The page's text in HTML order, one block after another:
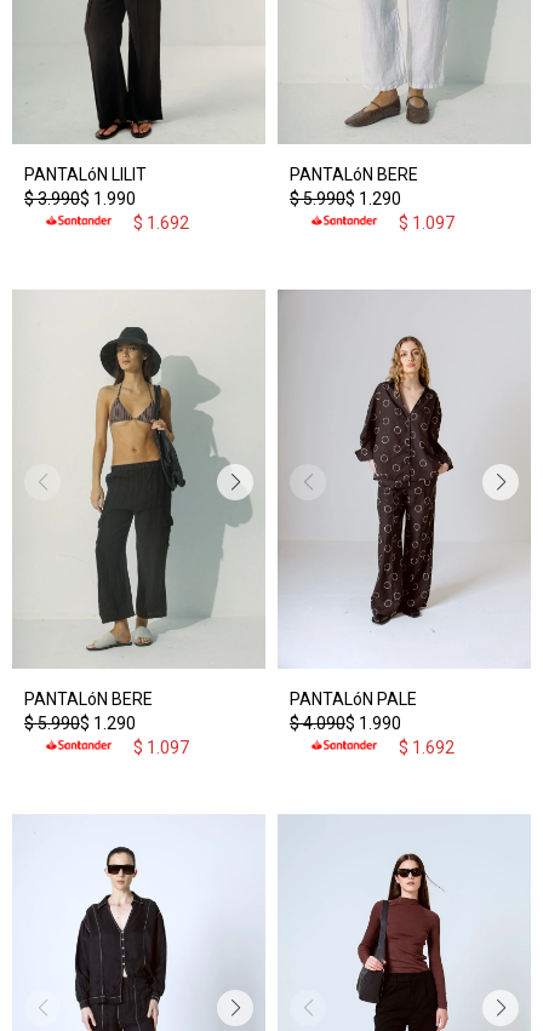
PANTALóN LILIT
$ 1.990
$3.990
$ 1.692
PANTALóN BERE
$ 1.290
$5.990
$ 1.097
PANTALóN BERE
$ 1.290
$5.990
$ 1.097
PANTALóN PALE
$ 1.990
$4.090
$ 1.692